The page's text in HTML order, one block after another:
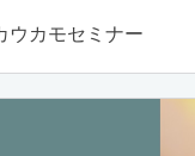
ウカモセミナー